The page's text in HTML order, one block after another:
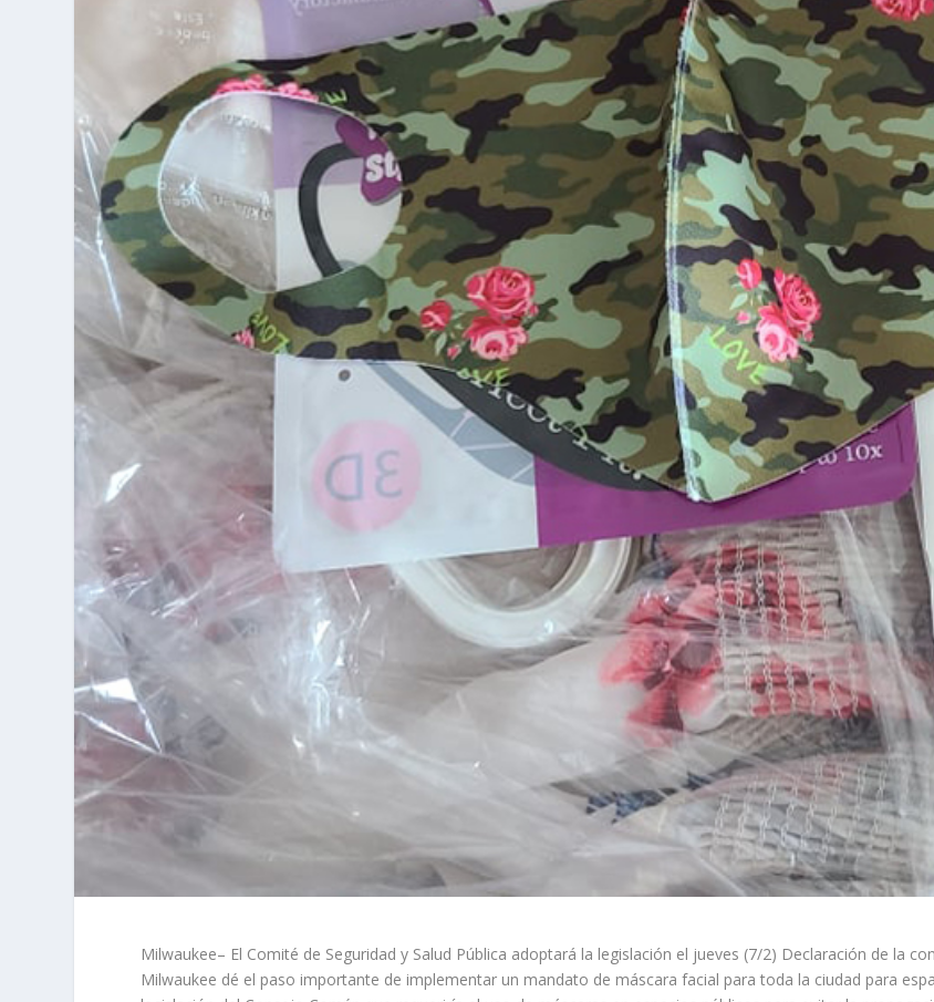
Milwaukee– El Comité de Seguridad y Salud Pública adoptará la legislación el jueves (7/2) Declaración de la
Milwaukee dé el paso importante de implementar un mandato de máscara facial para toda la ciudad para